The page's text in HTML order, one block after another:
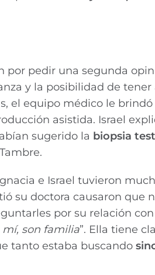
por pedir una segunda
y la posibilidad de
el equipo médico le brindó
asistida. Israel
sugerido la biopsia
e Israel tuvieron
su doctora causaron que
por su relación con
mí, son familia”. Ella tiene
tanto estaba buscando